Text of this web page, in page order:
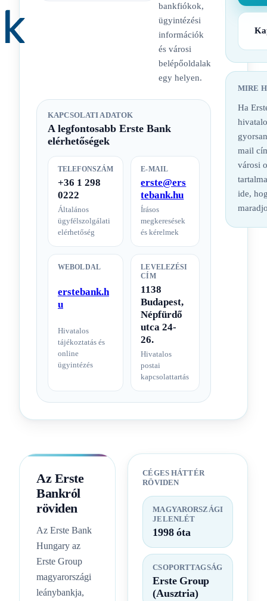
bankfiókok,
ügyintézési
információk
és városi
belépőoldalak
egy helyen.
KAPCSOLATI ADATOK
A legfontosabb Erste Bank
elérhetőségek
TELEFONSZÁM
+36 1 298
0222
Általános
ügyfélszolgálati
elérhetőség
E-MAIL
erste@ers
tebank.hu
Írásos
megkeresések
és kérelmek
WEBOLDAL
erstebank.h
u
Hivatalos
tájékoztatás és
online
ügyintézés
LEVELEZÉSI
CÍM
1138
Budapest,
Népfürdő
utca 24-
26.
Hivatalos
postai
kapcsolattartás
MIRE
Ha
mail
városi
ide,
Az Erste
Bankról
röviden
Az Erste Bank
Hungary az
Erste Group
magyarországi
leánybankja,
CÉGES HÁTTÉR
RÖVIDEN
MAGYARORSZÁGI
JELENLÉT
1998 óta
CSOPORTTAGSÁG
Erste Group
(Ausztria)